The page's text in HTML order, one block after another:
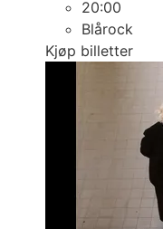
20:00
Blårock
Kjøp billetter